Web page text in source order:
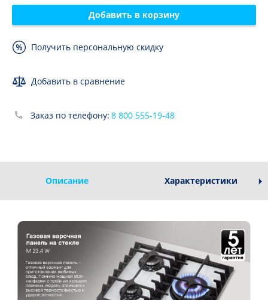
Добавить в корзину
Получить персональную скидку
Добавить в сравнение
Заказ по телефону: 8 800 555-19-48
Описание Характеристики